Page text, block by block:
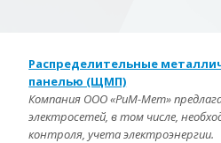
Распределительные
панелью (ЩМП)
Компания ООО «РиМ-Мет»
электросетей, в том числе,
контроля, учета электроэнергии.